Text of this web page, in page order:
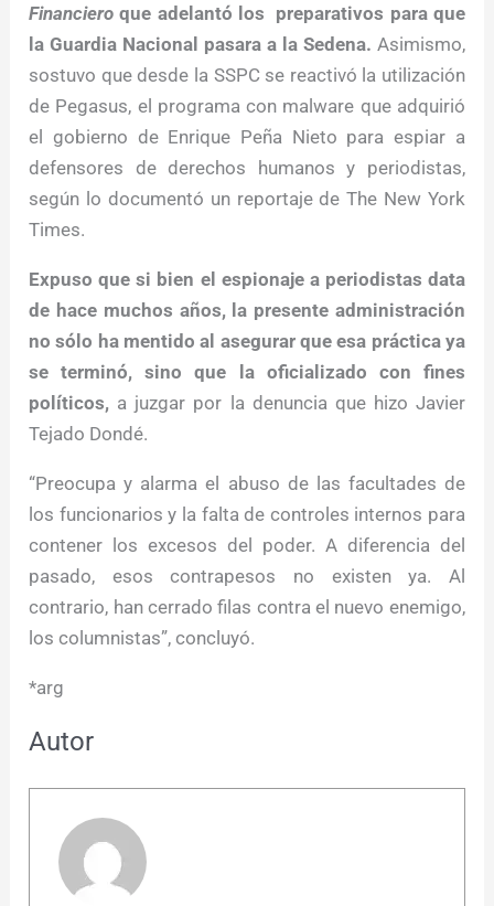
Financiero que adelantó los preparativos para que
la Guardia Nacional pasara a la Sedena. Asimismo,
sostuvo que desde la SSPC se reactivó la utilización
de Pegasus, el programa con malware que adquirió
el gobierno de Enrique Peña Nieto para espiar a
defensores de derechos humanos y periodistas,
según lo documentó un reportaje de The New York
Times.
Expuso que si bien el espionaje a periodistas data
de hace muchos años, la presente administración
no sólo ha mentido al asegurar que esa práctica ya
se terminó, sino que la oficializado con fines
políticos, a juzgar por la denuncia que hizo Javier
Tejado Dondé.
“Preocupa y alarma el abuso de las facultades de
los funcionarios y la falta de controles internos para
contener los excesos del poder. A diferencia del
pasado, esos contrapesos no existen ya. Al
contrario, han cerrado filas contra el nuevo enemigo,
los columnistas”, concluyó.
*arg
Autor